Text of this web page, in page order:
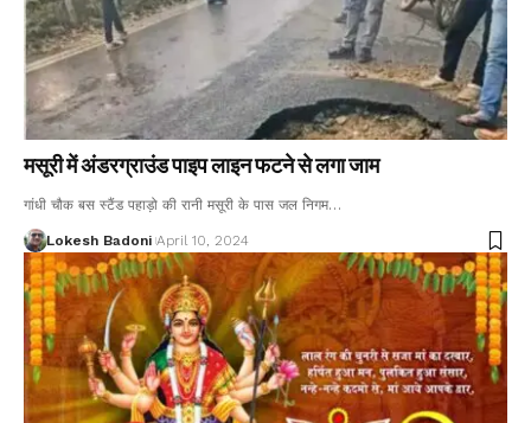
मसूरी में अंडरग्राउंड पाइप लाइन फटने से लगा जाम
गांधी चौक बस स्टैंड पहाड़ो की रानी मसूरी के पास जल निगम…
Lokesh Badoni April 10, 2024